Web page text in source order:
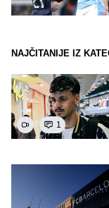
NAJČITANIJE IZ
1